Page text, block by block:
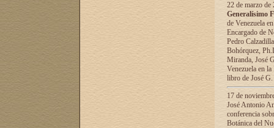
22 de marzo
Generalísimo
de Venezuela
Encargado de
Pedro
Bohórquez,
Miranda, José
Venezuela en
libro de José
17 de
José Antonio
conferencia
Botánica del